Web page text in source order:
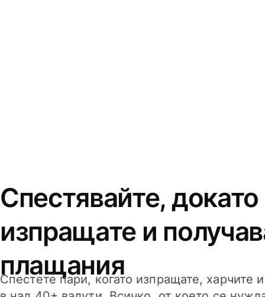
Спестявайте,
изпращате и
плащания
Спестете пари, когато изпращате, харчите